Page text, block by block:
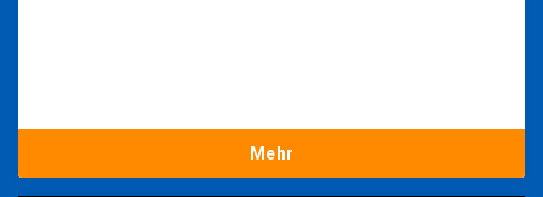
Mehr